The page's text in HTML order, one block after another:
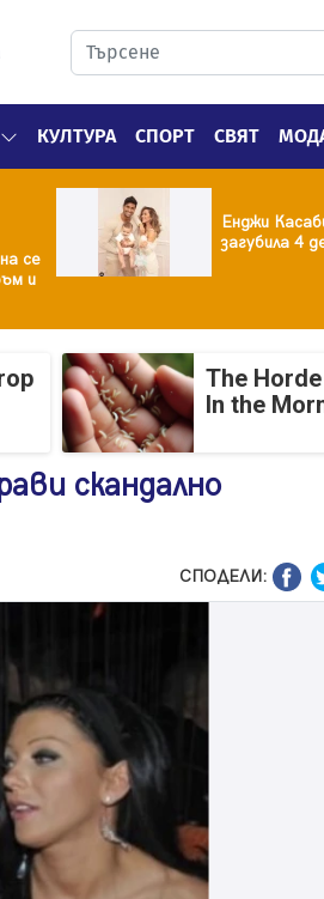
КУЛТУРА СПОРТ СВЯТ
се
и
Енджи
загубила 4
The
In the
скандално
СПОДЕЛИ: